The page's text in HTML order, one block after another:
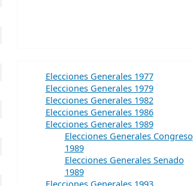
Elecciones Generales 1977
Elecciones Generales 1979
Elecciones Generales 1982
Elecciones Generales 1986
Elecciones Generales 1989
Elecciones Generales Congreso
1989
Elecciones Generales Senado
1989
Elecciones Generales 1993